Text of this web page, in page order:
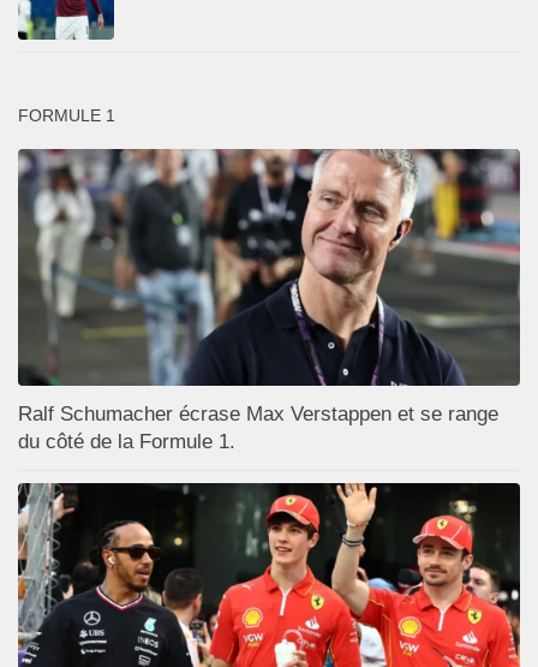
FORMULE 1
Ralf Schumacher écrase Max Verstappen et se range
du côté de la Formule 1.